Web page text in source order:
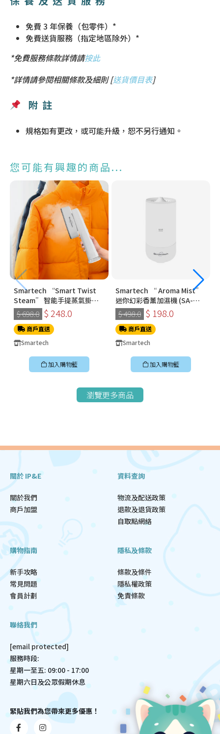
免費 3 年保養（包零件）*
免費送貨服務（指定地區除外）*
*免費服務條款詳情請按此
*詳情請參閱相關條款及細則 [送貨價目表]
附註
規格如有更改，或可能升級，恕不另行通知。
您可能有興趣的商品...
Smartech “Smart Twist
Steam” 智能手提蒸氣掛燙
機 (SS-8108)
$ 698.0 $ 248.0
商戶直送
Smartech
加入購物籃
Smartech “ Aroma Mist”
迷你幻彩香薰加濕機 (SA-
8009)
$ 498.0 $ 198.0
商戶直送
Smartech
加入購物籃
瀏覽更多商品
關於 IP&E
關於我們
商戶加盟
資料查詢
物流及配送政策
退款及退貨政策
自取點網絡
購物指南
新手攻略
常見問題
會員計劃
隱私及條款
條款及條件
隱私權政策
免責條款
聯絡我們
[email protected]
服務時段:
星期一至五: 09:00 - 17:00
星期六日及公眾假期休息
緊貼我們為您帶來更多優惠！